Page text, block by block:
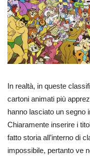
In realtà, in queste
cartoni animati più
hanno lasciato un segno
Chiaramente inserire i
fatto storia all’interno di
impossibile, pertanto ve